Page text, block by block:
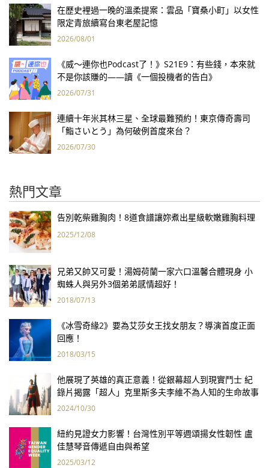
在歷史裡過一晚的溫柔提案：雲品「寶桑小町」以女性
限定青旅續寫台東老屋記憶
2026/08/01
《威～連你也Podcast了！》S21E9：有些錢，本來就
不是你該賺的——讀《一個投機者的告白》
2026/07/31
連續十年米其林三星、全球最難預約！東京傳奇壽司
「鮨さいとう」為何破例首度來台？
2026/07/30
熱門文章
告別乾柴雞胸肉！8道食譜讓妳煮出星級軟嫩雞胸料理
2025/12/08
兄弟又帥又可愛！湯姆荷蘭一家六口溫馨合體現身 小
蜘蛛人與另外3個弟弟感情超好！
2018/07/13
《冰雪奇緣2》要為艾莎女王找女朋友？導演首度正面
回應！
2018/03/15
他展現了英雄的真正意義！從銀幕超人到現實鬥士 紀
錄片揭露「超人」克里斯多夫李維不為人知的生命故事
2024/10/30
紐約見證女力影響！台灣性別平等週頌揚女性韌性 盧
佳慧琴音傳遞自由與希望
2025/03/12